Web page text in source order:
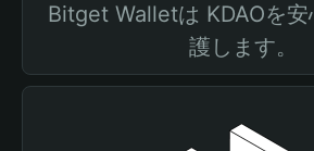
Bitget Walletは KDAOを安
護します。